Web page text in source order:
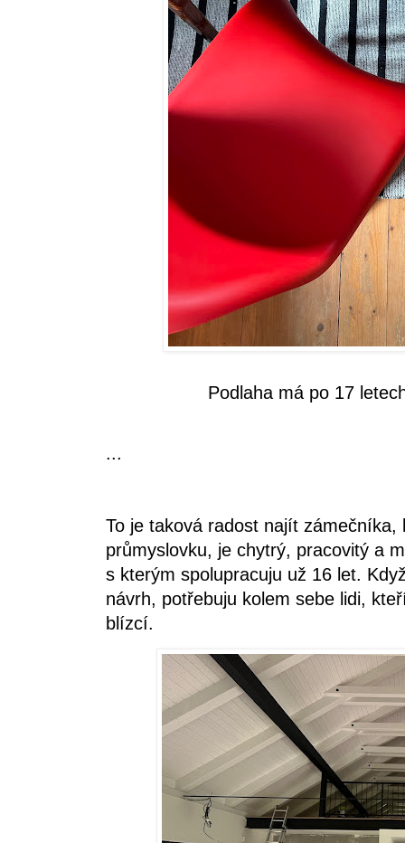
Podlaha má po 17
...
To je taková radost najít
průmyslovku, je chytrý, pracovitý a
s kterým spolupracuju už 16 let.
návrh, potřebuju kolem sebe lidi,
blízcí.